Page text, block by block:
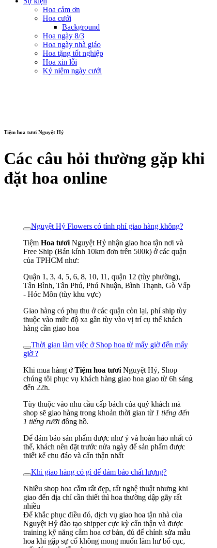
Hoa cảm ơn
Hoa cưới
Background
Hoa ngày 8/3
Hoa ngày nhà giáo
Hoa tặng tốt nghiệp
Hoa xin lỗi
Kỷ niệm ngày cưới
Tiệm hoa tươi Nguyệt Hỷ
Các câu hỏi thường gặp khi
đặt hoa online
Nguyệt Hỷ Flowers có tính phí giao hàng không?
Tiệm Hoa tươi Nguyệt Hỷ nhận giao hoa tận nơi và
Free Ship (Bán kính 10km đơn trên 500k) ở các quận
của TPHCM như:
Quận 1, 3, 4, 5, 6, 8, 10, 11, quận 12 (tùy phường),
Tân Bình, Tân Phú, Phú Nhuận, Bình Thạnh, Gò Vấp
- Hóc Môn (tùy khu vực)
Giao hàng có phụ thu ở các quận còn lại, phí ship tùy
thuộc vào mức độ xa gần tùy vào vị trí cụ thể khách
hàng cần giao hoa
Thời gian làm việc ở Shop hoa từ mấy giờ đến mấy
giờ ?
Khi mua hàng ởTiệm hoa tươi Nguyệt Hỷ, Shop
chúng tôi phục vụ khách hàng giao hoa giao từ 6h sáng
đến 22h.
Tùy thuộc vào nhu cầu cấp bách của quý khách mà
shop sẽ giao hàng trong khoản thời gian từ 1 tiếng đến
1 tiếng rưỡi đồng hồ.
Để đảm bảo sản phẩm được như ý và hoàn hảo nhất có
thể, khách nên đặt trước nửa ngày để sản phẩm được
thiết kế chu đáo và cẩn thận nhất
Khi giao hàng có gì để đảm bảo chất lượng?
Nhiều shop hoa cắm rất đẹp, rất nghệ thuật nhưng khi
giao đến địa chỉ cần thiết thì hoa thường dập gãy rất
nhiều
Để khắc phục điều đó, dịch vụ giao hoa tận nhà của
Nguyệt Hỷ đào tạo shipper cực kỳ cẩn thận và được
training kỹ năng cắm hoa cơ bản, đủ để chỉnh sửa mẫu
hoa khi gặp sự cố không mong muốn làm hư bố cục,